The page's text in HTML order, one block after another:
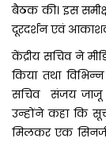
बैठक की। इस
दूरदर्शन एवं
केंद्रीय सचिव ने
किया तथा
सचिव संजय जाजू
उन्होंने कहा कि
मिलकर एक